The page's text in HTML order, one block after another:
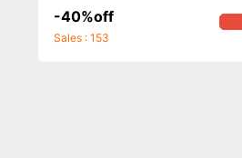
-40%off
Sales : 153